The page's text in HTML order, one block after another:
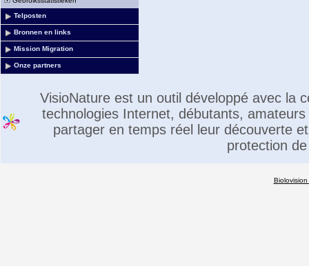
Telposten
Bronnen en links
Mission Migration
Onze partners
VisioNature est un outil développé avec la
technologies Internet, débutants,
partager en temps réel leur découverte
protection
Biolovision